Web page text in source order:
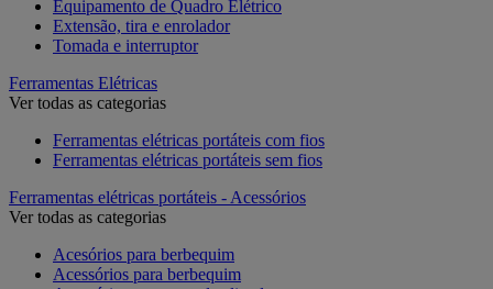
Equipamento de Quadro Elétrico
Extensão, tira e enrolador
Tomada e interruptor
Ferramentas Elétricas
Ver todas as categorias
Ferramentas elétricas portáteis com fios
Ferramentas elétricas portáteis sem fios
Ferramentas elétricas portáteis - Acessórios
Ver todas as categorias
Acesórios para berbequim
Acessórios para berbequim